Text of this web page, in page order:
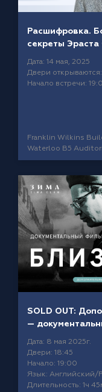
Расшифровка.
секреты
Дата: 14 мая, 2025
Двери открываются:
Начало встречи:
Franklin Wilkins
Waterloo B5
SOLD OUT:
—
Дата: 8 мая 2025г.
Двери: 18:45
Начало: 19:00
Язык: Английский/
Длительность: 1ч